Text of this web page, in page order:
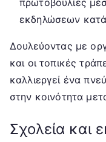
πρωτοβουλίες
εκδηλώσεων
Δουλεύοντας με
και οι τοπικές
καλλιεργεί ένα
στην κοινότητα
Σχολεία και